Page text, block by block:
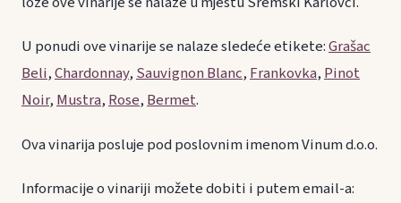
U ponudi ove vinarije se nalaze sledeće etikete:Grašac
Beli,Chardonnay,Sauvignon Blanc,Frankovka,Pinot
Noir,Mustra,Rose,Bermet.
Ova vinarija posluje pod poslovnim imenom Vinum d.o.o.
Informacije o vinariji možete dobiti i putem email-a: